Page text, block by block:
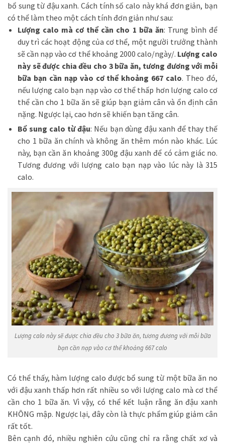
bổ sung từ đậu xanh. Cách tính số calo này khá đơn giản, bạn
có thể làm theo một cách tính đơn giản như sau:
Lượng calo mà cơ thể cần cho 1 bữa ăn: Trung bình để
duy trì các hoạt động của cơ thể, một người trưởng thành
sẽ cần nạp vào cơ thể khoảng 2000 calo/ngày/. Lượng calo
này sẽ được chia đều cho 3 bữa ăn, tương đương với mỗi
bữa bạn cần nạp vào cơ thể khoảng 667 calo. Theo đó,
nếu lượng calo bạn nạp vào cơ thể thấp hơn lượng calo cơ
thể cần cho 1 bữa ăn sẽ giúp bạn giảm cân và ổn định cân
nặng. Ngược lại, cao hơn sẽ khiến bạn tăng cân.
Bổ sung calo từ đậu: Nếu bạn dùng đậu xanh để thay thế
cho 1 bữa ăn chính và không ăn thêm món nào khác. Lúc
này, bạn cần ăn khoảng 300g đậu xanh để có cảm giác no.
Tương đương với lượng calo bạn nạp vào lúc này là 315
calo.
Lượng calo này sẽ được chia đều cho 3 bữa ăn, tương đương với mỗi bữa
bạn cần nạp vào cơ thể khoảng 667 calo
Có thể thấy, hàm lượng calo được bổ sung từ một bữa ăn no
với đậu xanh thấp hơn rất nhiều so với lượng calo mà cơ thể
cần cho 1 bữa ăn. Vì vậy, có thể kết luận rằng ăn đậu xanh
KHÔNG mập. Ngược lại, đây còn là thực phẩm giúp giảm cân
rất tốt.
Bên cạnh đó, nhiều nghiên cứu cũng chỉ ra rằng chất xơ và